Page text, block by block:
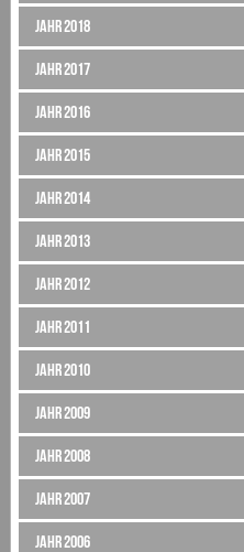
Jahr 2018
Jahr 2017
Jahr 2016
Jahr 2015
Jahr 2014
Jahr 2013
Jahr 2012
Jahr 2011
Jahr 2010
Jahr 2009
Jahr 2008
Jahr 2007
Jahr 2006